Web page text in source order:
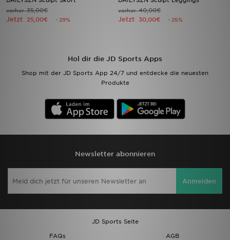
vorher35,00€
Jetzt 25,00€ - 29%
vorher40,00€
Jetzt 30,00€ - 25%
Hol dir die JD Sports Apps
Shop mit der JD Sports App 24/7 und entdecke die neuesten
Produkte
Newsletter abonnieren
Anmelden
JD Sports Seite
FAQs
AGB
Filialfinder